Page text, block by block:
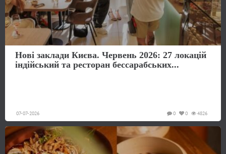
Нові заклади Києва. Червень 2026: 27 локацій
індійський та ресторан бессарабських...
07-07-2026 4826
0
0